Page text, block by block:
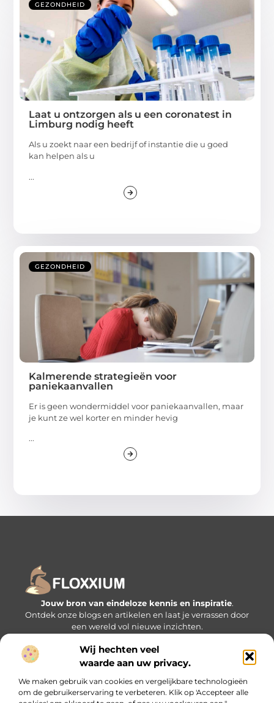
Wij hechten veel
waarde aan uw privacy.
We maken gebruik van cookies en vergelijkbare technologieën
om de gebruikerservaring te verbeteren. Klik op 'Accepteer alle
GEZONDHEID
Laat u ontzorgen als u een coronatest in
Limburg nodig heeft
Als u zoekt naar een bedrijf of instantie die u goed
kan helpen als u
...
GEZONDHEID
Kalmerende strategieën voor
paniekaanvallen
Er is geen wondermiddel voor paniekaanvallen, maar
je kunt ze wel korter en minder hevig
...
Jouw bron van eindeloze kennis en inspiratie.
Ontdek onze blogs en artikelen en laat je verrassen door
een wereld vol nieuwe inzichten.
Bericht categorie